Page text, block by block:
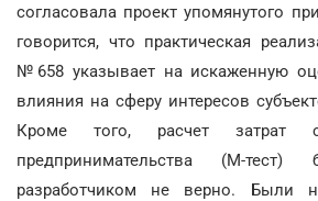
согласовала проект упомянутого
говорится, что практическая
№658 указывает на искаженную
влияния на сферу интересов
Кроме того, расчет затрат
предпринимательства (М-тест)
разработчиком не верно. Были